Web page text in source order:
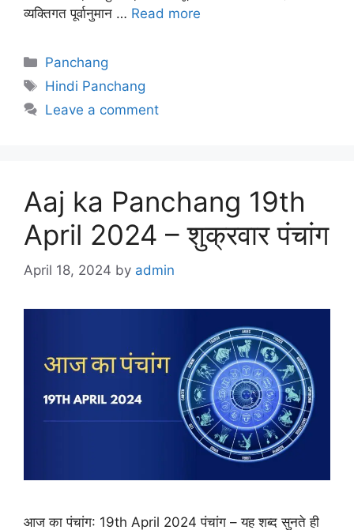
व्यक्तिगत पूर्वानुमान … Read more
Categories
Panchang
Tags
Hindi Panchang
Leave a comment
Aaj ka Panchang 19th
April 2024 – शुक्रवार पंचांग
April 18, 2024 by admin
आज का पंचांग: 19th April 2024 पंचांग – यह शब्द सुनते ही